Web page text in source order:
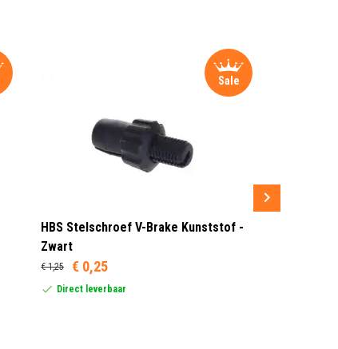
Sale
HBS Stelschroef V-Brake Kunststof -
Zwart
€ 1,25 € 0,25
Direct leverbaar